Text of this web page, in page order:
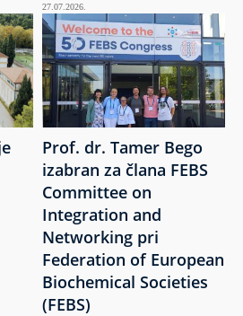
27.07.2026.
Prof. dr. Tamer Bego
izabran za člana FEBS
Committee on
Integration and
Networking pri
Federation of European
Biochemical Societies
(FEBS)